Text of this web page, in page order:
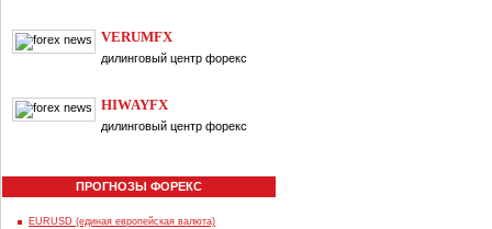
VERUMFX
дилинговый центр форекс
HIWAYFX
дилинговый центр форекс
ПРОГНОЗЫ ФОРЕКС
EURUSD (единая европейская валюта)